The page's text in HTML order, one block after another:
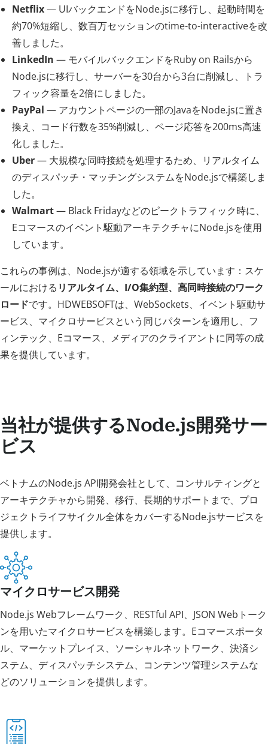
Netflix— UIバックエンドをNode.jsに移行し、起動時間を
約70%短縮し、数百万セッションのtime-to-interactiveを改
善しました。
LinkedIn — モバイルバックエンドをRuby on Railsから
Node.jsに移行し、サーバーを30台から3台に削減し、トラ
フィック容量を2倍にしました。
PayPal — アカウントページの一部のJavaをNode.jsに置き
換え、コード行数を35%削減し、ページ応答を200ms高速
化しました。
Uber— 大規模な同時接続を処理するため、リアルタイム
のディスパッチ・マッチングシステムをNode.jsで構築しま
した。
Walmart— Black Fridayなどのピークトラフィック時に、
Eコマースのイベント駆動アーキテクチャにNode.jsを使用
しています。
これらの事例は、Node.jsが適する領域を示しています：スケ
ールにおける リアルタイム、I/O集約型、高同時接続のワーク
ロードです。HDWEBSOFTは、WebSockets、イベント駆動サ
ービス、マイクロサービスという同じパターンを適用し、フ
ィンテック、Eコマース、メディアのクライアントに同等の成
果を提供しています。
当社が提供するNode.js開発サー
ビス
ベトナムのNode.js API開発会社として、コンサルティングと
アーキテクチャから開発、移行、長期的サポートまで、プロ
ジェクトライフサイクル全体をカバーするNode.jsサービスを
提供します。
マイクロサービス開発
Node.js Webフレームワーク、RESTful API、JSON Webトーク
ンを用いたマイクロサービスを構築します。Eコマースポータ
ル、マーケットプレイス、ソーシャルネットワーク、決済シ
ステム、ディスパッチシステム、コンテンツ管理システムな
どのソリューションを提供します。